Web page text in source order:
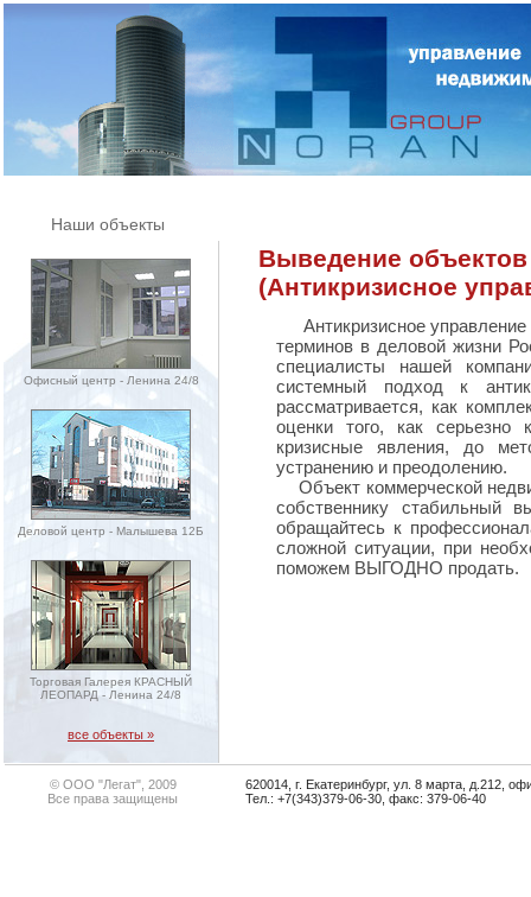
Наши объекты
Офисный центр - Ленина 24/8
Деловой центр - Малышева 12Б
Торговая Галерея КРАСНЫЙ
ЛЕОПАРД - Ленина 24/8
все объекты »
Выведение объектов
(Антикризисное
Антикризисное
терминов в деловой жизни
специалисты нашей
системный подход к
рассматривается, как
оценки того, как серьезно
кризисные явления, до
устранению и преодолению.
Объект коммерческой
собственнику стабильный
обращайтесь к
сложной ситуации, при
поможем ВЫГОДНО продать.
© ООО "Легат", 2009
Все права защищены
620014, г. Екатеринбург, ул. 8 марта, д.212,
Тел.: +7(343)379-06-30, факс: 379-06-40